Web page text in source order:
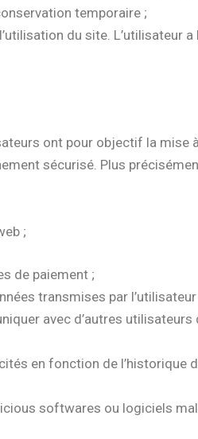
temporaire ;
du site. L’utilisateur
ont pour objectif la mise
sécurisé. Plus
;
de paiement ;
transmises par l’utilisateur
avec d’autres utilisateurs
en fonction de l’historique
softwares ou logiciels